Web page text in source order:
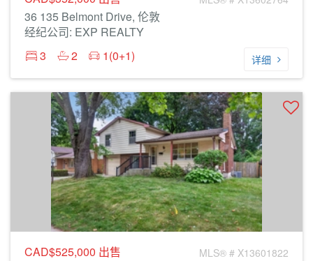
36 135 Belmont Drive, 伦敦
经纪公司: EXP REALTY
3
2 1(0+1) 详细
CAD$525,000 出售 MLS® # X13601822